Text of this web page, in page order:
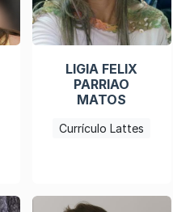
LIGIA FELIX
PARRIAO
MATOS
Currículo Lattes